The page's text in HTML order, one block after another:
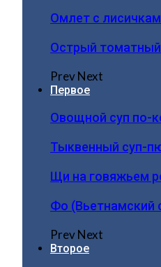
Омлет с
Острый томатный
PrevNext
Первое
Овощной суп по-
Тыквенный суп-
Щи на говяжьем
Фо (Вьетнамский
PrevNext
Второе